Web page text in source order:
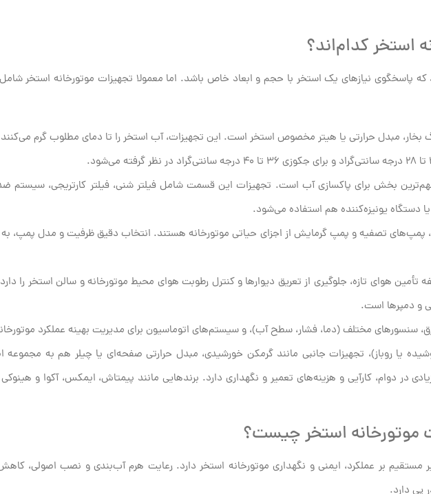
استخر کدام‌اند؟
که پاسخگوی نیازهای یک استخر با حجم و ابعاد خاص باشد. اما معمولا تجهیزات موتورخانه استخر
بخار، مبدل حرارتی یا هیتر مخصوص استخر است. این تجهیزات، آب استخر را تا دمای مطلوب گرم
بخش برای پاکسازی آب است. تجهیزات این قسمت شامل فیلتر شنی، فیلتر کارتریجی، سیستم
تصفیه و پمپ گرمایش از اجزای حیاتی موتورخانه هستند. انتخاب دقیق ظرفیت و مدل پمپ،
هوای تازه، جلوگیری از تعریق دیوارها و کنترل رطوبت هوای محیط موتورخانه و سالن استخر را
و دمپرها است.
سنسورهای مختلف (دما، فشار، سطح آب)، و سیستم‌های اتوماسیون برای مدیریت بهینه عملکرد
یا روباز)، تجهیزات جانبی مانند گرمکن خورشیدی، مبدل حرارتی صفحه‌ای یا چیلر هم به
در دوام، کارآیی و هزینه‌های تعمیر و نگهداری دارد. برندهایی مانند پیمتاش، ایمکس، آکوا و
موتورخانه استخر چیست؟
مستقیم بر عملکرد، ایمنی و نگهداری موتورخانه استخر دارد. رعایت هرم آب‌بندی و نصب اصولی،
پی دارد.